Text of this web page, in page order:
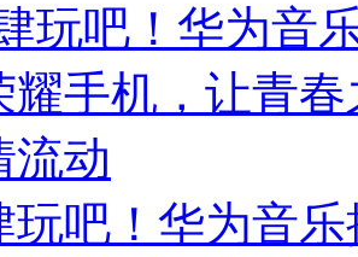
玩吧！华为音